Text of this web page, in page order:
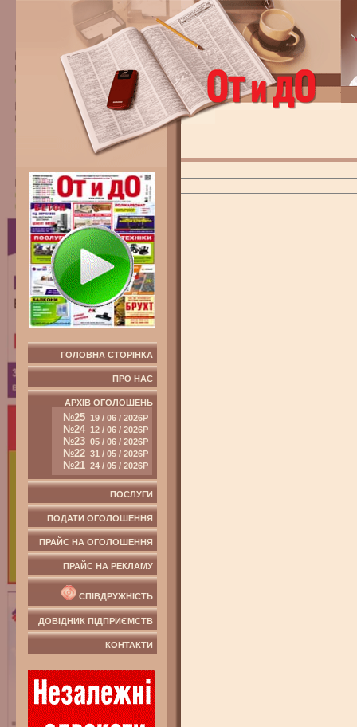
ГОЛОВНА СТОРІНКА
ПРО НАС
АРХІВ ОГОЛОШЕНЬ
№25 19 / 06 / 2026Р
№24 12 / 06 / 2026Р
№23 05 / 06 / 2026Р
№22 31 / 05 / 2026Р
№21 24 / 05 / 2026Р
ПОСЛУГИ
ПОДАТИ ОГОЛОШЕННЯ
ПРАЙС НА ОГОЛОШЕННЯ
ПРАЙС НА РЕКЛАМУ
СПІВДРУЖНІСТЬ
ДОВІДНИК ПІДПРИЄМСТВ
КОНТАКТИ